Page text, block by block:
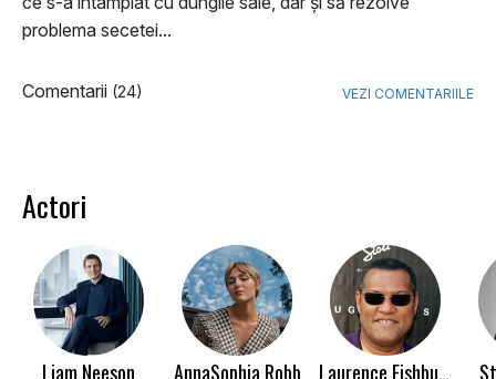
problema secetei...
Comentarii (24) VEZI COMENTARIILE
Actori
Liam Neeson AnnaSophia Robb Laurence Fishburne